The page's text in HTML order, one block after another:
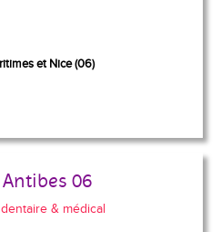
et Nice (06)
06
& médical